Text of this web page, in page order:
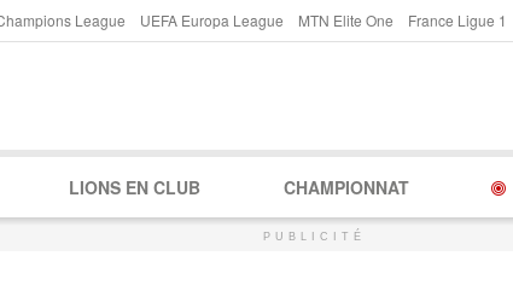
League UEFA Europa League MTN Elite One France Ligue 1
LIONS EN CLUB CHAMPIONNAT
PUBLICITÉ